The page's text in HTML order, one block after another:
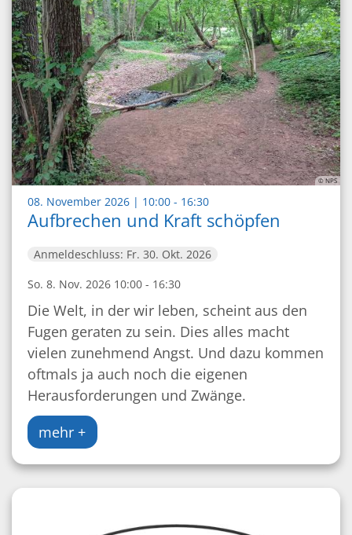
© NPS
08. November 2026 | 10:00 - 16:30:
Aufbrechen und Kraft schöpfen
Anmeldeschluss: Fr. 30. Okt. 2026
So. 8. Nov. 2026 10:00 - 16:30
Die Welt, in der wir leben, scheint aus den
Fugen geraten zu sein. Dies alles macht
vielen zunehmend Angst. Und dazu kommen
oftmals ja auch noch die eigenen
Herausforderungen und Zwänge.
mehr +